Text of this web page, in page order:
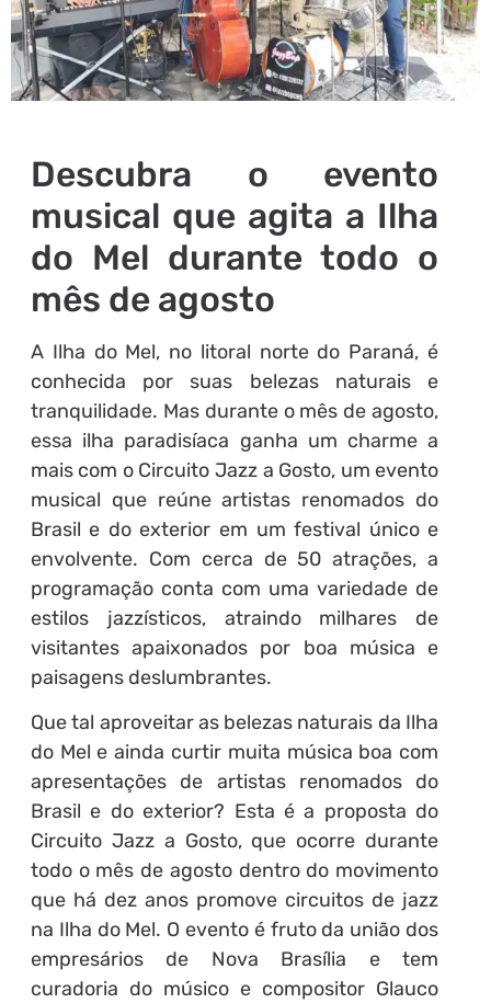
Descubra o evento
musical que agita a Ilha
do Mel durante todo o
mês de agosto
A Ilha do Mel, no litoral norte do Paraná, é
conhecida por suas belezas naturais e
tranquilidade. Mas durante o mês de agosto,
essa ilha paradisíaca ganha um charme a
mais com o Circuito Jazz a Gosto, um evento
musical que reúne artistas renomados do
Brasil e do exterior em um festival único e
envolvente. Com cerca de 50 atrações, a
programação conta com uma variedade de
estilos jazzísticos, atraindo milhares de
visitantes apaixonados por boa música e
paisagens deslumbrantes.
Que tal aproveitar as belezas naturais da Ilha
do Mel e ainda curtir muita música boa com
apresentações de artistas renomados do
Brasil e do exterior? Esta é a proposta do
Circuito Jazz a Gosto, que ocorre durante
todo o mês de agosto dentro do movimento
que há dez anos promove circuitos de jazz
na Ilha do Mel. O evento é fruto da união dos
empresários de Nova Brasília e tem
curadoria do músico e compositor Glauco